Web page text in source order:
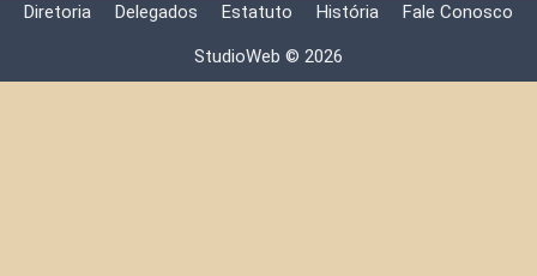
Diretoria Delegados Estatuto História Fale Conosco
StudioWeb © 2026